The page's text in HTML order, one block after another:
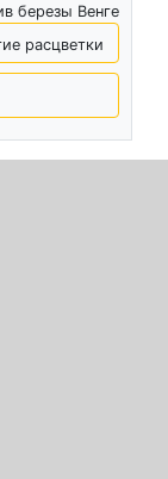
березы Венге
расцветки